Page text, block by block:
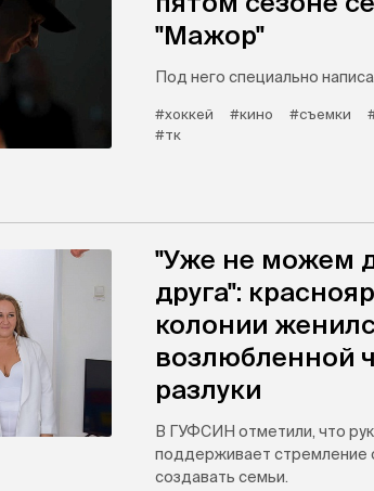
"Мажор"
Под него специально
#хоккей #кино #съемки
#тк
"Уже не можем
друга":
колонии
возлюбленной
разлуки
В ГУФСИН отметили, что
поддерживает стремление
создавать семьи.